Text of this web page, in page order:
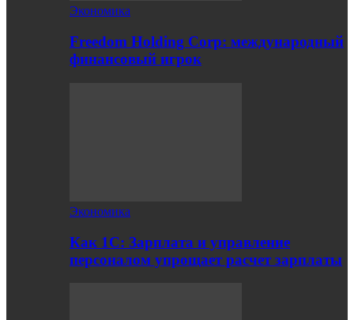
Экономика
Freedom Holding Corp: международный
финансовый игрок
Экономика
Как 1С: Зарплата и управление
персоналом упрощает расчет зарплаты